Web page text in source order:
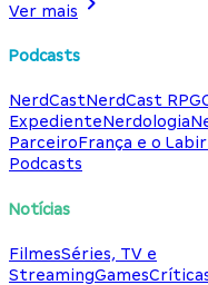
Ver mais
Podcasts
NerdCastNerdCast RPG
ExpedienteNerdologia
ParceiroFrança e o
Podcasts
Notícias
FilmesSéries, TV e
StreamingGames